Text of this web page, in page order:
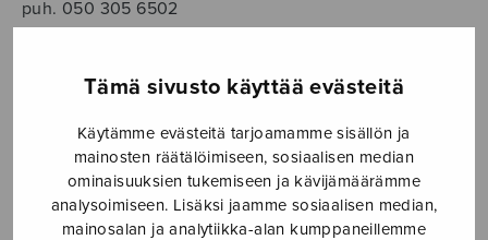
Tämä sivusto käyttää evästeitä
Käytämme evästeitä tarjoamamme sisällön ja
mainosten räätälöimiseen, sosiaalisen median
ominaisuuksien tukemiseen ja kävijämäärämme
analysoimiseen. Lisäksi jaamme sosiaalisen median,
mainosalan ja analytiikka-alan kumppaneillemme
puh. 050 305 6502
Etusivu › Nuottikauppa › Soitinmusiikki ›
Karkelo